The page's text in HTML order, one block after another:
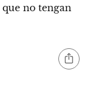
no tengan